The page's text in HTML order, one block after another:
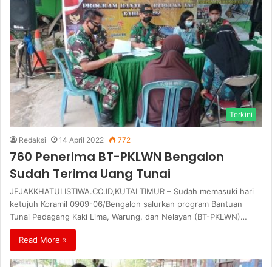
Terkini
Redaksi 14 April 2022 772
760 Penerima BT-PKLWN Bengalon
Sudah Terima Uang Tunai
JEJAKKHATULISTIWA.CO.ID,KUTAI TIMUR – Sudah memasuki hari
ketujuh Koramil 0909-06/Bengalon salurkan program Bantuan
Tunai Pedagang Kaki Lima, Warung, dan Nelayan (BT-PKLWN)…
Read More »